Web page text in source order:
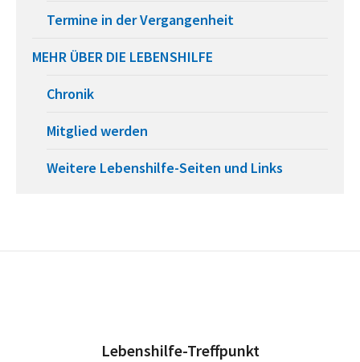
Termine in der Vergangenheit
MEHR ÜBER DIE LEBENSHILFE
Chronik
Mitglied werden
Weitere Lebenshilfe-Seiten und Links
Lebenshilfe-Treffpunkt